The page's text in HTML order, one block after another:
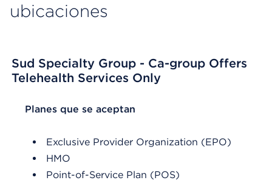
ubicaciones
Sud Specialty Group - Ca-group Offers
Telehealth Services Only
List Header Planes que se aceptan
Planes que se aceptan
Exclusive Provider Organization (EPO)
HMO
Point-of-Service Plan (POS)